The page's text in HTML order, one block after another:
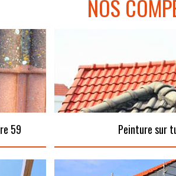
NOS
59 Peinture sur